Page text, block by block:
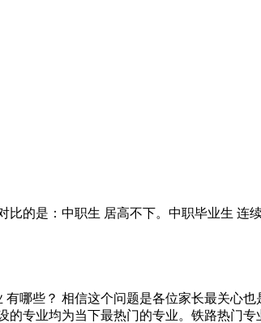
的是：中职生 居高不下。中职毕业生 连
哪些？ 相信这个问题是各位家长最关心
专业均为当下最热门的专业。铁路热门